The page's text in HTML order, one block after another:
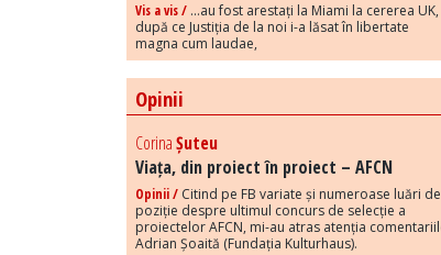
Vis a vis / ...au fost arestați la Miami la cererea UK,
după ce Justiția de la noi i-a lăsat în libertate
magna cum laudae,
Opinii
CorinaȘuteu
Viața, din proiect în proiect – AFCN
Opinii / Citind pe FB variate și numeroase luări de
poziție despre ultimul concurs de selecție a
proiectelor AFCN, mi-au atras atenția
Adrian Șoaită (Fundația Kulturhaus).